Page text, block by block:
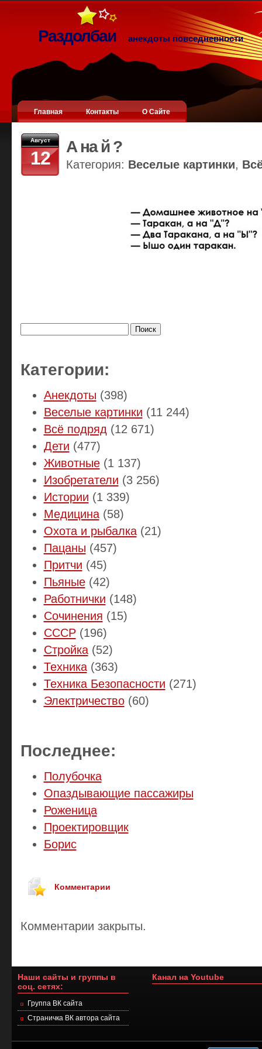
Раздолбаи анекдоты повседневности
Главная Контакты О Сайте
Август
12
А на й ?
Категория: Веселые картинки,
Категории:
Анекдоты (398)
Веселые картинки (11 244)
Всё подряд (12 671)
Дети (477)
Животные(1 137)
Изобретатели (3 256)
Истории (1 339)
Медицина(58)
Охота и рыбалка(21)
Пацаны (457)
Притчи (45)
Пьяные(42)
Работнички (148)
Сочинения (15)
СССР(196)
Стройка(52)
Техника(363)
Техника Безопасности (271)
Электричество(60)
Последнее:
Полубочка
Опаздывающие пассажиры
Роженица
Проектировщик
Борис
Комментарии
Комментарии закрыты.
Наши сайты и группы в
соц. сетях:
Группа ВК сайта
Страничка ВК автора сайта
Канал на Youtube